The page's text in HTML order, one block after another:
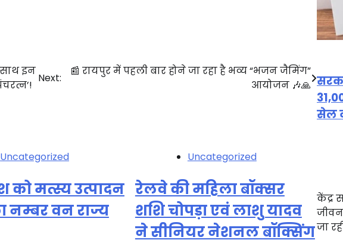
इन
Next:
📰 रायपुर में पहली बार होने जा रहा है भव्य “भजन जैमिंग”
आयोजन 🎶🙏
Uncategorized
को मत्स्य उत्पादन
नम्बर वन राज्य
Uncategorized
रेलवे की महिला बॉक्सर
शशि चोपड़ा एवं लाशु यादव
ने सीनियर नेशनल बॉक्सिंग
सेल
केंद्र
जा